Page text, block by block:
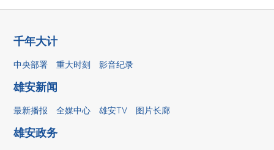
千年大计
中央部署 重大时刻 影音纪录
雄安新闻
最新播报 全媒中心 雄安TV 图片长廊
雄安政务